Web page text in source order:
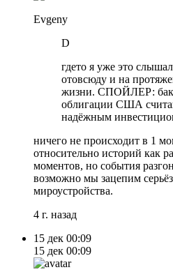
Evgeny
D
гдето я уже это
отовсюду и на
жизни. СПОЙЛЕР:
облигации США
надёжным
ничего не происходит в 1
относительно историй как
моментов, но события
возможно мы зацепим
мироустройства.
4 г. назад
15 дек 00:09
15 дек 00:09